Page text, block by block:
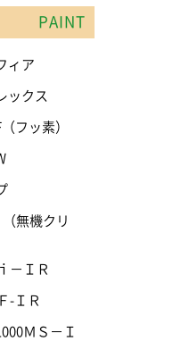
PAINT
ィア
ックス
フッ素）
無機クリ
－ＩＲ
-ＩＲ
ＭＳ－Ｉ